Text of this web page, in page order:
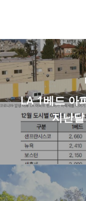
LA 1베드 아
지난